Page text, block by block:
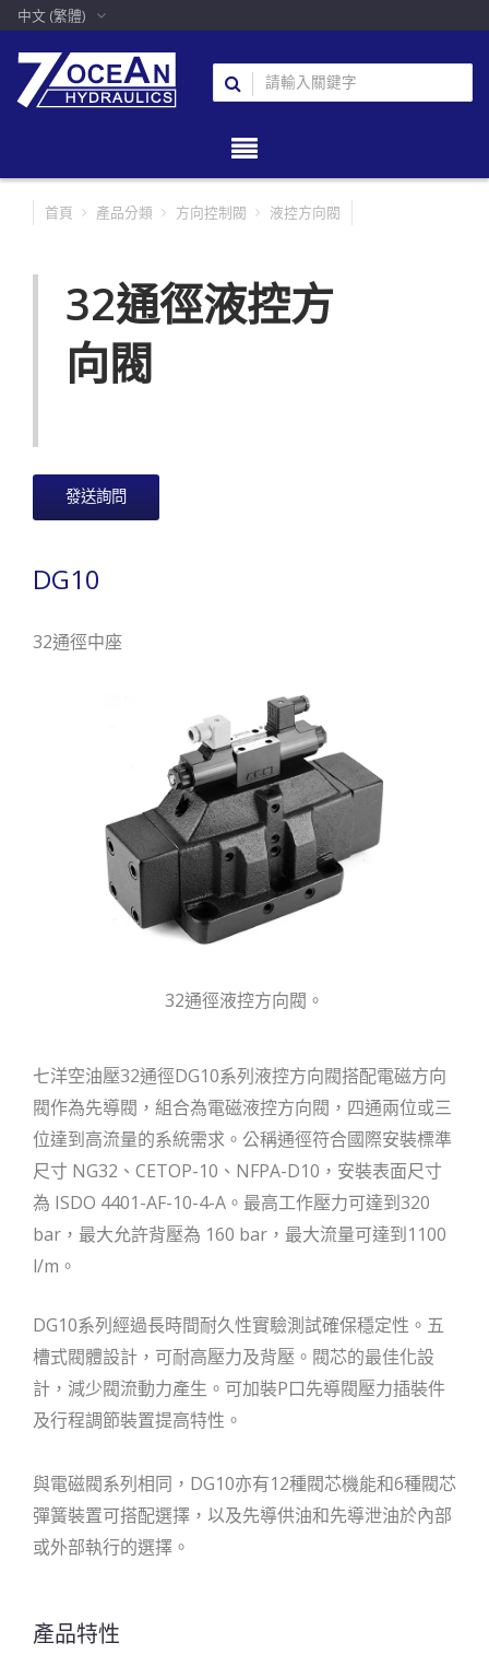
中文 (繁體)
首頁 產品分類 方向控制閥 液控方向閥
32通徑液控方
向閥
發送詢問
DG10
32通徑中座
32通徑液控方向閥。
七洋空油壓32通徑DG10系列液控方向閥搭配電磁方向
閥作為先導閥，組合為電磁液控方向閥，四通兩位或三
位達到高流量的系統需求。公稱通徑符合國際安裝標準
尺寸 NG32、CETOP-10、NFPA-D10，安裝表面尺寸
為 ISDO 4401-AF-10-4-A。最高工作壓力可達到320
bar，最大允許背壓為 160 bar，最大流量可達到1100
l/m。
DG10系列經過長時間耐久性實驗測試確保穩定性。五
槽式閥體設計，可耐高壓力及背壓。閥芯的最佳化設
計，減少閥流動力產生。可加裝P口先導閥壓力插裝件
及行程調節裝置提高特性。
與電磁閥系列相同，DG10亦有12種閥芯機能和6種閥芯
彈簧裝置可搭配選擇，以及先導供油和先導泄油於內部
或外部執行的選擇。
產品特性